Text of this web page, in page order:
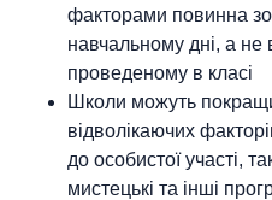
факторами повинна
навчальному дні, а не
проведеному в класі
Школи можуть
відволікаючих
до особистої участі,
мистецькі та інші